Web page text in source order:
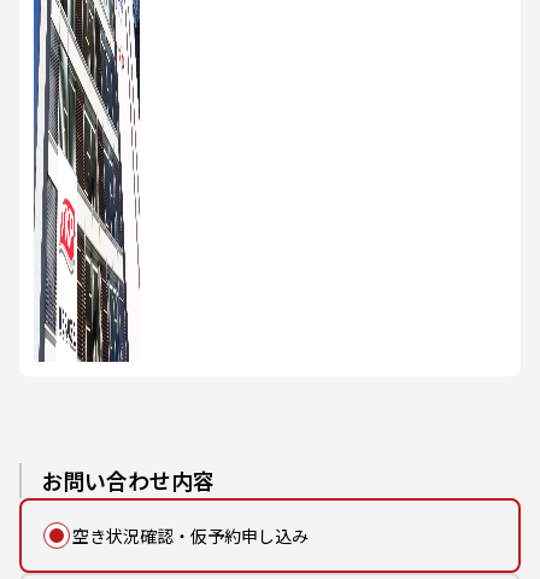
お問い合わせ内容
空き状況確認・仮予約申し込み